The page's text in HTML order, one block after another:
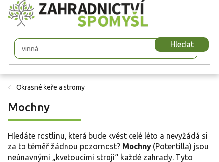
Přejít
na
obsah
Hledat
Okrasné keře a stromy
Mochny
Hledáte rostlinu, která bude kvést celé léto a nevyžádá si
za to téměř žádnou pozornost? Mochny (Potentilla) jsou
neúnavnými „kvetoucími stroji“ každé zahrady. Tyto